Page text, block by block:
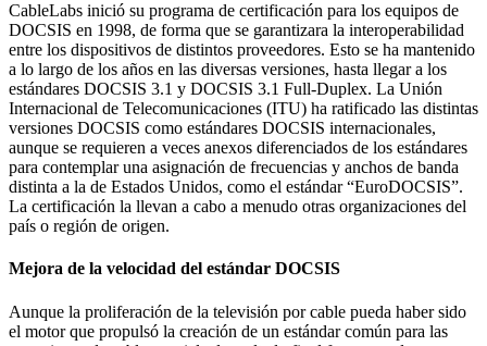
CableLabs inició su programa de certificación para los equipos de
DOCSIS en 1998, de forma que se garantizara la interoperabilidad
entre los dispositivos de distintos proveedores. Esto se ha mantenido
a lo largo de los años en las diversas versiones, hasta llegar a los
estándares DOCSIS 3.1 y DOCSIS 3.1 Full-Duplex. La Unión
Internacional de Telecomunicaciones (ITU) ha ratificado las distintas
versiones DOCSIS como estándares DOCSIS internacionales,
aunque se requieren a veces anexos diferenciados de los estándares
para contemplar una asignación de frecuencias y anchos de banda
distinta a la de Estados Unidos, como el estándar “EuroDOCSIS”.
La certificación la llevan a cabo a menudo otras organizaciones del
país o región de origen.
Mejora de la velocidad del estándar DOCSIS
Aunque la proliferación de la televisión por cable pueda haber sido
el motor que propulsó la creación de un estándar común para las